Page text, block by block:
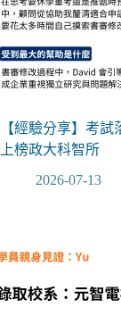
【經驗分享】考
上榜政大科智所
2026-07-13